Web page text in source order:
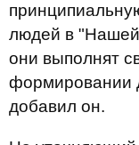
людей в "Нашей
они выполнят
формировании
добавил он.